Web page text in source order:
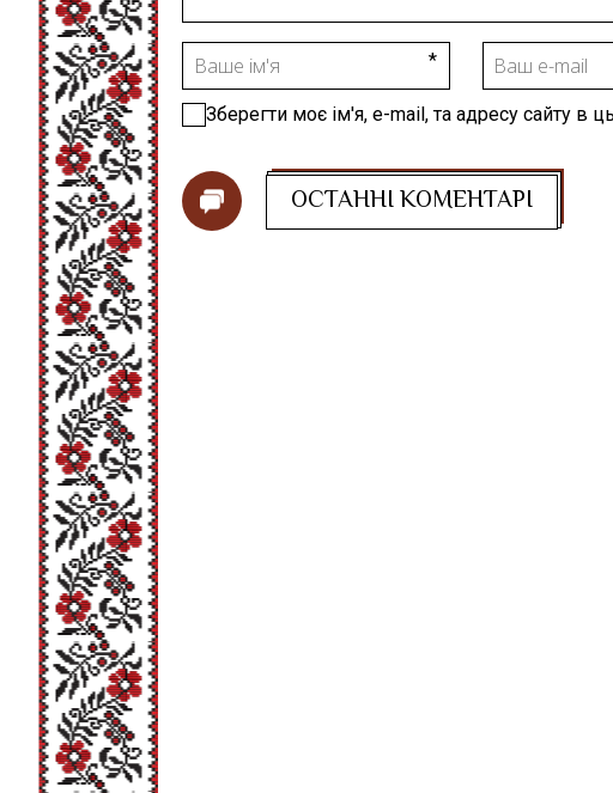
Зберегти моє ім'я, e-mail, та адресу сайту в